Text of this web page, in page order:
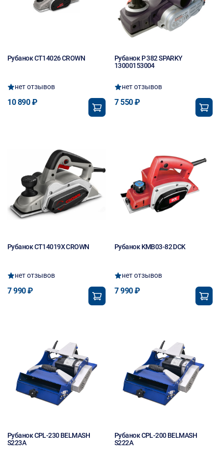
Рубанок CT14026 CROWN
нет отзывов
10 890 ₽
Рубанок P 382 SPARKY
13000153004
нет отзывов
7 550 ₽
Рубанок CT14019X CROWN
нет отзывов
7 990 ₽
Рубанок KMB03-82 DCK
нет отзывов
7 990 ₽
Рубанок CPL-230 BELMASH
S223A
Рубанок CPL-200 BELMASH
S222A